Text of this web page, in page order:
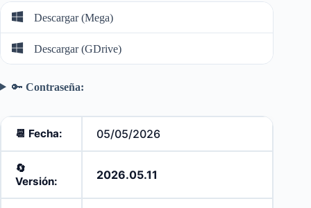
Descargar (Mega)
Descargar (GDrive)
🔑 Contraseña:
📆 Fecha: 05/05/2026
🔄️
Versión:
2026.05.11